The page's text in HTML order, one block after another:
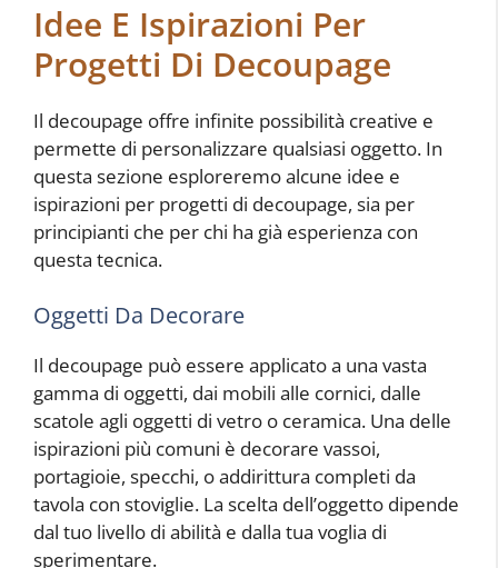
Idee E Ispirazioni Per
Progetti Di Decoupage
Il decoupage offre infinite possibilità creative e
permette di personalizzare qualsiasi oggetto. In
questa sezione esploreremo alcune idee e
ispirazioni per progetti di decoupage, sia per
principianti che per chi ha già esperienza con
questa tecnica.
Oggetti Da Decorare
Il decoupage può essere applicato a una vasta
gamma di oggetti, dai mobili alle cornici, dalle
scatole agli oggetti di vetro o ceramica. Una delle
ispirazioni più comuni è decorare vassoi,
portagioie, specchi, o addirittura completi da
tavola con stoviglie. La scelta dell’oggetto dipende
dal tuo livello di abilità e dalla tua voglia di
sperimentare.